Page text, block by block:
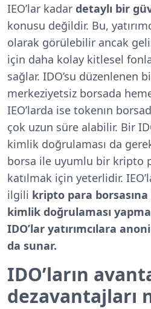
IEO’lar kadar detaylı bir
konusu değildir. Bu,
olarak görülebilir ancak
için daha kolay kitlesel
sağlar. IDO’su düzenlenen
merkeziyetsiz borsada
IEO’larda ise tokenın
çok uzun süre alabilir. Bir
kimlik doğrulaması da
borsa ile uyumlu bir kripto
katılmak için yeterlidir.
ilgili kripto para
kimlik doğrulaması
IDO’lar yatırımcılara
da sunar.
IDO’ların
dezavantajları